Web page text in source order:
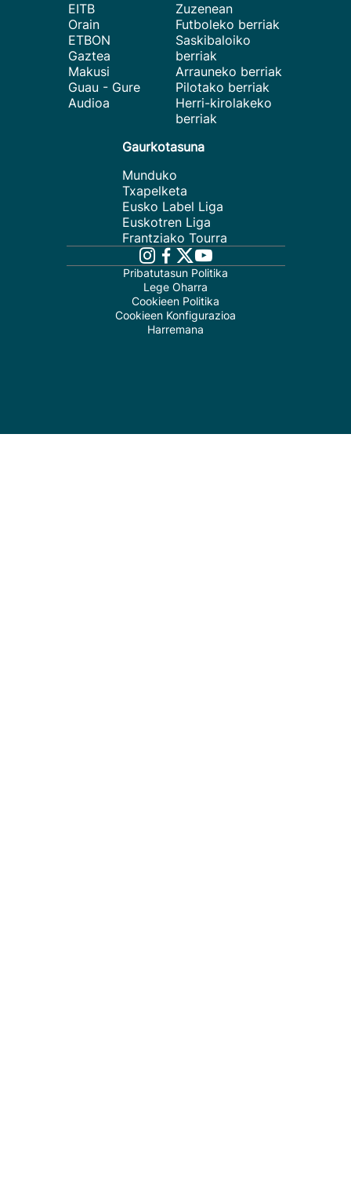
EITB
Orain
ETBON
Gaztea
Makusi
Guau - Gure
Audioa
Zuzenean
Futboleko berriak
Saskibaloiko
berriak
Arrauneko berriak
Pilotako berriak
Herri-kirolakeko
berriak
Gaurkotasuna
Munduko
Txapelketa
Eusko Label Liga
Euskotren Liga
Frantziako Tourra
Pribatutasun Politika
Lege Oharra
Cookieen Politika
Cookieen Konfigurazioa
Harremana